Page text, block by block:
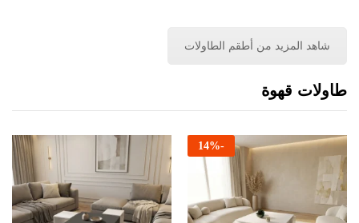
شاهد المزيد من أطقم الطاولات
طاولات قهوة
-
14%